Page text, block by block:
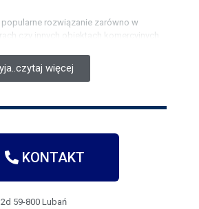
rozwiązanie zarówno w
czy innych obiektach komercyjnych.
na wygląd i atmosferę wnętrza.
Złotoryi i szukasz skutecznego
doskonałą ochronę przed
słonecznym, zarówno latem, jak i
łatwo regulować ilość światła
co pozwala na stworzenie
się pomieszczeń w
więcej
KONTAKT
59-800 Lubań